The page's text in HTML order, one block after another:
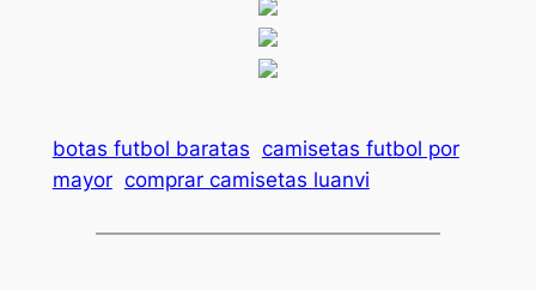
botas futbol baratas camisetas futbol por
mayor comprar camisetas luanvi